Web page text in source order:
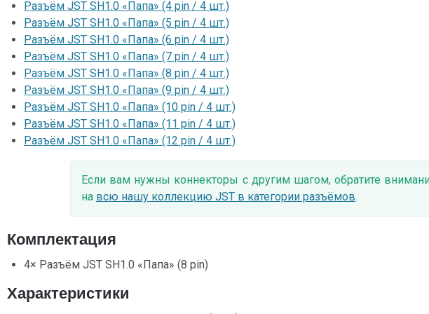
Разъём JST SH1.0 «Папа» (4 pin / 4 шт.)
Разъём JST SH1.0 «Папа» (5 pin / 4 шт.)
Разъём JST SH1.0 «Папа» (6 pin / 4 шт.)
Разъём JST SH1.0 «Папа» (7 pin / 4 шт.)
Разъём JST SH1.0 «Папа» (8 pin / 4 шт.)
Разъём JST SH1.0 «Папа» (9 pin / 4 шт.)
Разъём JST SH1.0 «Папа» (10 pin / 4 шт.)
Разъём JST SH1.0 «Папа» (11 pin / 4 шт.)
Разъём JST SH1.0 «Папа» (12 pin / 4 шт.)
Если вам нужны коннекторы с другим шагом, обратите
на всю нашу коллекцию JST в категории разъёмов.
Комплектация
4× Разъём JST SH1.0 «Папа» (8 pin)
Характеристики